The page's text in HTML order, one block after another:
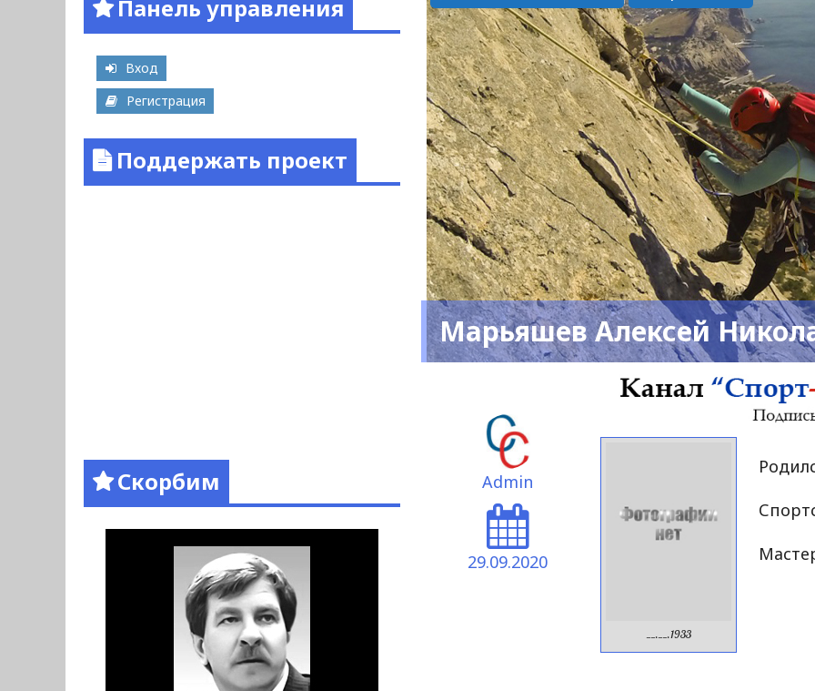
Марьяшев Алексей
Admin
29.09.2020
__.__.1933
Панель управления
Вход
Регистрация
Поддержать проект
Скорбим